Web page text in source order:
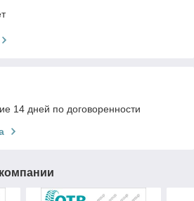
14 дней по договоренности